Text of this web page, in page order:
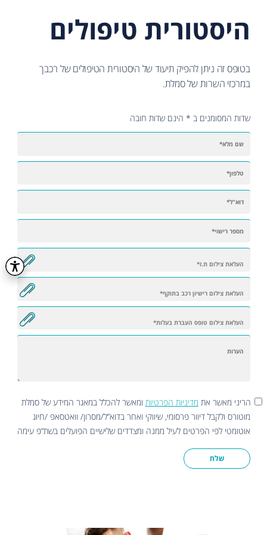
היסטורית טיפולים
בטופס זה ניתן להפיק תיעוד של היסטורית הטיפולים של רכבך
במרכזי השרות של סמלת.
שדות המסומנים ב * הינם שדות חובה
הריני מאשר את מדיניות הפרטיות ומאשר להכלל במאגר המידע של סמלת
מוטורס ולקבל דיוור פרסומי, שיווקי ואחר בדוא”ל/מסרון/ וואטסאפ /חיוג
אוטומטי לפי הפרטים לעיל ממנה ומצדדים שלישיים הפועלים בשת”פ עימה
שלח